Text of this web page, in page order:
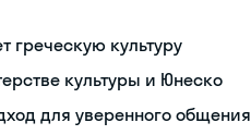
греческую культуру
культуры и Юнеско
для уверенного общения